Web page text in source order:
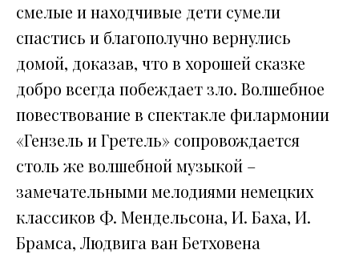
смелые и находчивые дети сумели
спастись и благополучно вернулись
домой, доказав, что в хорошей сказке
добро всегда побеждает зло. Волшебное
повествование в спектакле филармонии
«Гензель и Гретель» сопровождается
столь же волшебной музыкой –
замечательными мелодиями немецких
классиков Ф. Мендельсона, И. Баха, И.
Брамса, Людвига ван Бетховена